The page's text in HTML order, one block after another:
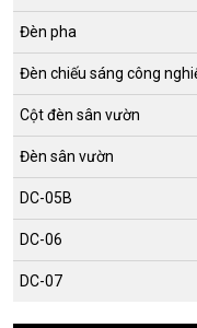
Đèn pha
Đèn chiếu sáng công
Cột đèn sân vườn
Đèn sân vườn
DC-05B
DC-06
DC-07